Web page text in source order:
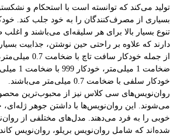
تولید می‌کند که توانسته است با استحکام و
بسیاری از مصرف‌کنندگان را به خود جلب کند.
تنوع بسیار بالا برای هر سلیقه‌ای می‌باشند و
دارند که علاوه بر راحتی حین نوشتن، جذابیت
از جمله خودکار
ضخامت 1
خودکار سلفی با ضخامت 0.7 میلی‌متر می‌باشند.
روان‌نویس‌های سی کلاس نیز از محبوب‌ترین
می‌شوند. این روان‌نویس‌ها با داشتن جوهر
خوبی را به فرد می‌دهند. مدل‌های مختلفی از
شده‌اند که شامل روان‌نویس بریلو، روان‌نویس